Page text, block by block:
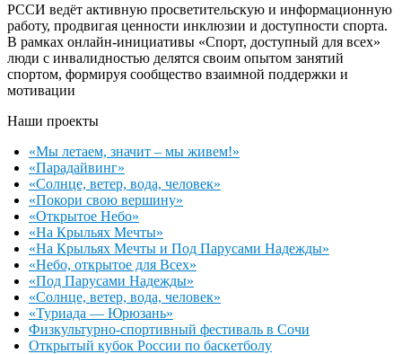
РССИ ведёт активную просветительскую и информационную
работу, продвигая ценности инклюзии и доступности спорта.
В рамках онлайн‑инициативы «Спорт, доступный для всех»
люди с инвалидностью делятся своим опытом занятий
спортом, формируя сообщество взаимной поддержки и
мотивации
Наши проекты
«Мы летаем, значит – мы живем!»
«Парадайвинг»
«Солнце, ветер, вода, человек»
«Покори свою вершину»
«Открытое Небо»
«На Крыльях Мечты»
«На Крыльях Мечты и Под Парусами Надежды»
«Небо, открытое для Всех»
«Под Парусами Надежды»
«Солнце, ветер, вода, человек»
«Туриада — Юрюзань»
Физкультурно-спортивный фестиваль в Сочи
Открытый кубок России по баскетболу